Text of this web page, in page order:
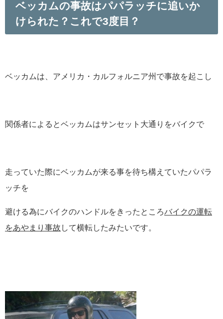
ベッカムの事故はパパラッチに追いか
けられた？これで3度目？
ベッカムは、アメリカ・カルフォルニア州で事故を起こし
関係者によるとベッカムはサンセット大通りをバイクで
走っていた際にベッカムが来る事を待ち構えていたパパラ
ッチを
避ける為にバイクのハンドルをきったところバイクの運転
をあやまり事故 して横転したみたいです。